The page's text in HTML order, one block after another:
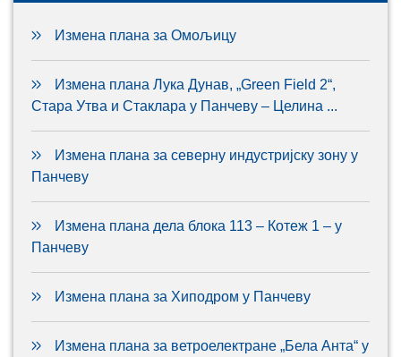
Измена плана за Омољицу
Измена плана Лука Дунав, „Green Field 2“,
Стара Утва и Стаклара у Панчеву – Целина ...
Измена плана за северну индустријску зону у
Панчеву
Измена плана дела блока 113 – Котеж 1 – у
Панчеву
Измена плана за Хиподром у Панчеву
Измена плана за ветроелектране „Бела Анта“ у